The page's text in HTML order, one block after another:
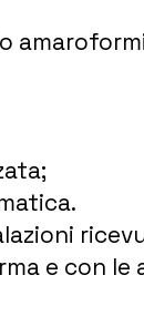
e con le